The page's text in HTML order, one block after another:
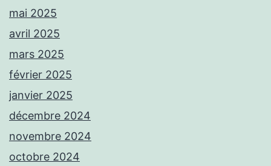
mai 2025
avril 2025
mars 2025
février 2025
janvier 2025
décembre 2024
novembre 2024
octobre 2024